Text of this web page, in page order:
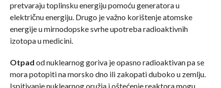
pretvaraju toplinsku energiju pomoću generatora u
električnu energiju. Drugo je važno korištenje atomske
energije u mirnodopske svrhe upotreba radioaktivnih
izotopa u medicini.
Otpad od nuklearnog goriva je opasno radioaktivan pa se
mora potopiti na morsko dno ili zakopati duboko u zemlju.
Ispitivanje nuklearnog oružja i oštećenje reaktora mogu